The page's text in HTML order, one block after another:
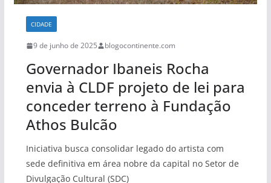
CIDADE
9 de junho de 2025 blogocontinente.com
Governador Ibaneis Rocha
envia à CLDF projeto de lei para
conceder terreno à Fundação
Athos Bulcão
Iniciativa busca consolidar legado do artista com
sede definitiva em área nobre da capital no Setor de
Divulgação Cultural (SDC)